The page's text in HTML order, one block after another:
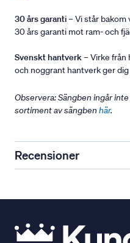
30 års garanti– Vi står bakom
30 års garanti mot ram- och
Svenskt hantverk– Virke från
och noggrant hantverk ger
Observera: Sängben ingår
sortiment av sängben här.
Recensioner